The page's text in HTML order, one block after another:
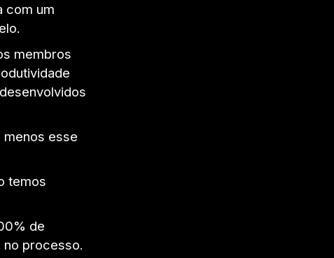
com um
membros
menos esse
temos
de
no processo.